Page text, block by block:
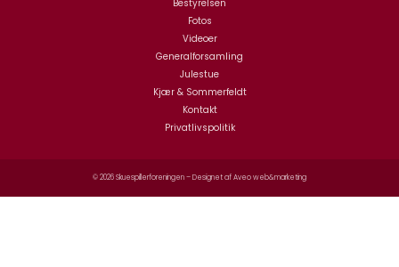
Bestyrelsen
Fotos
Videoer
Generalforsamling
Julestue
Kjær & Sommerfeldt
Kontakt
Privatlivspolitik
© 2026 Skuespillerforeningen – Designet afAveo web&marketing